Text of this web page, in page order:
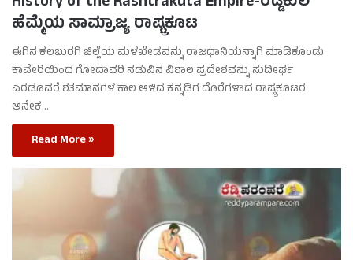
ಹೆಮ್ಮೆಯ ಸಾಮ್ರಾಜ್ಯ ರಾಷ್ಟ್ರಕೂಟ
ಈಗಿನ ಕಲಬುರಗಿ ಜಿಲ್ಲೆಯ ಮಳಖೇಡವನ್ನು ರಾಜಧಾನಿಯನ್ನಾಗಿ ಮಾಡಿಕೊಂಡು
ಕಾವೇರಿಯಿಂದ ಗೋದಾವರಿ ನಡುವಿನ ವಿಶಾಲ ಪ್ರದೇಶವನ್ನು ಸುದೀರ್ಘ
ಎರಡೂವರೆ ಶತಮಾನಗಳ ಕಾಲ ಆಳಿದ ಕನ್ನಡಿಗ ದೊರೆಗಳಾದ ರಾಷ್ಟ್ರಕೂಟರ
ಅನೇಕ…
Read More »